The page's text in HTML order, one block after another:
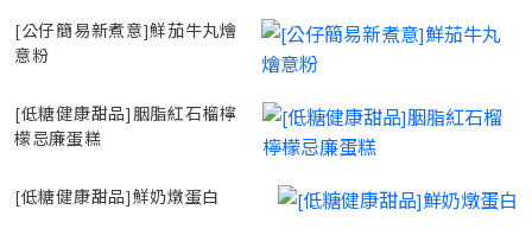
[公仔簡易新煮意]鮮茄牛丸燴
意粉
[低糖健康甜品]胭脂紅石榴檸
檬忌廉蛋糕
[低糖健康甜品]鮮奶燉蛋白